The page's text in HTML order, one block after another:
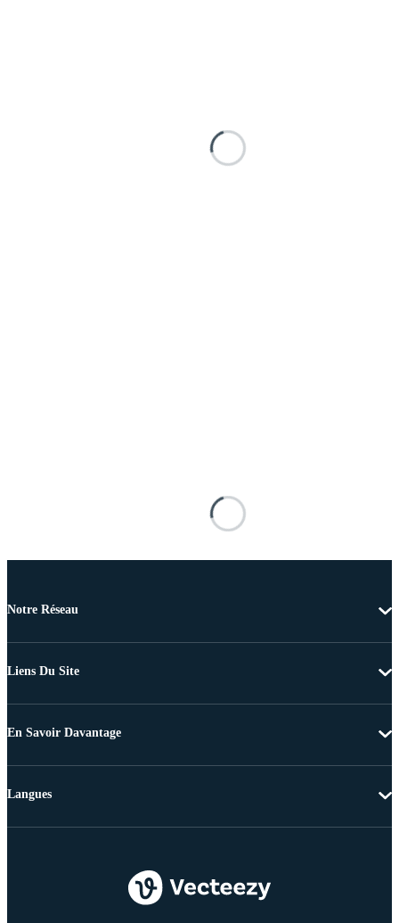
Notre Réseau
Liens Du Site
En Savoir Davantage
Langues